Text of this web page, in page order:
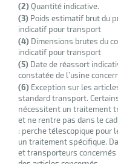
(2)Quantité indicative.
(3) Poids estimatif brut du
indicatif pour transport
(4) Dimensions brutes du
indicatif pour transport
(5) Date de réassort
constatée de l’usine
(6) Exception sur les
standard transport.
nécessitent un traitement
et ne rentre pas dans le
: perche télescopique pour
un traitement spécifique.
et transporteurs